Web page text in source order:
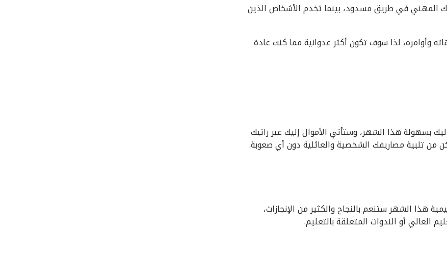
أنك سوف تضع تطويرك المهني في طريق مسدود، بينما تخدم الأشخاص الذين
وأوامره، لذا سوف تكون أكثر عدوانية مما كنت عادة
بأن المال سوف يأتي إليك بسهولة هذا الشهر، وستأتي الأموال إليك عبر راتبك
من تلبية مصاريفك الشخصية والعائلية دون أي صعوبة.
2019 أن مساعيكم التعليمية هذا الشهر ستنعم بالنجاح والكثير من الإنجازات،
أو الندوات المتعلقة بالتعليم.